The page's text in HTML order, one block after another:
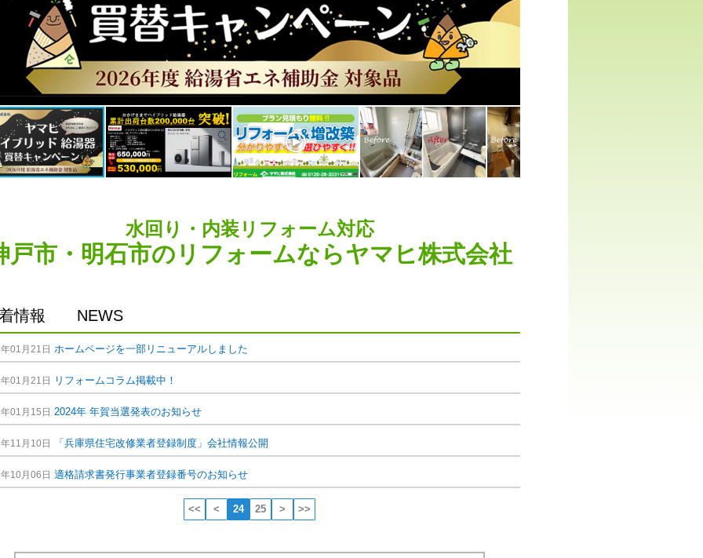
水回り・内装リフォーム対応
戸市・明石市のリフォームならヤマヒ株式会社
情報 NEWS
01月21日 ホームページを一部リニューアルしました
01月21日 リフォームコラム掲載中！
01月15日 2024年 年賀当選発表のお知らせ
11月10日 「兵庫県住宅改修業者登録制度」会社情報公開
10月06日 適格請求書発行事業者登録番号のお知らせ
<< < 24 25 > >>